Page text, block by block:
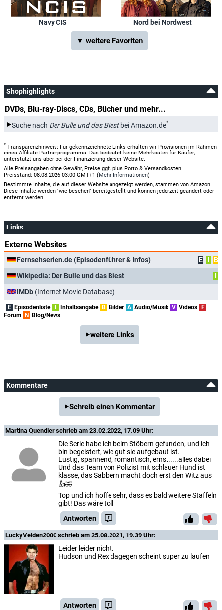
Navy CIS Nord bei Nordwest
▼ weitere Favoriten
Shophighlights
DVDs, Blu-ray-Discs, CDs, Bücher und mehr...
Suche nach Der Bulle und das Biestbei Amazon.de*
* Transparenzhinweis: Für gekennzeichnete Links erhalten wir Provisionen im Rahmen
eines Affiliate-Partnerprogramms. Das bedeutet keine Mehrkosten für Käufer,
unterstützt uns aber bei der Finanzierung dieser Website.
Alle Preisangaben ohne Gewähr, Preise ggf. plus Porto & Versandkosten.
Preisstand: 08.08.2026 03:00 GMT+1 (Mehr Informationen)
Bestimmte Inhalte, die auf dieser Website angezeigt werden, stammen von Amazon.
Diese Inhalte werden "wie besehen" bereitgestellt und können jederzeit geändert oder
entfernt werden.
Links
Externe Websites
Fernsehserien.de (Episodenführer & Infos) E I
B
Wikipedia: Der Bulle und das Biest
I
IMDb (Internet Movie Database)
E Episodenliste Inhaltsangabe B Bilder A Audio/Musik V Videos
F
Forum
N Blog/News
weitere Links
Kommentare
Schreib einen Kommentar
Martina Quendler schrieb am 23.02.2022, 17.09 Uhr:
Die Serie habe ich beim Stöbern gefunden, und ich
bin begeistert, wie gut sie aufgebaut ist.
Lustig, spannend, romantisch, ernst.....alles dabei
Und das Team von Polizist mit schlauer Hund ist
klasse, das Sabbern macht doch erst den Witz aus
👍🤣
Top und ich hoffe sehr, dass es bald weitere Staffeln
gibt! Das wäre toll
Antworten
LuckyVelden2000 schrieb am 25.08.2021, 19.39 Uhr:
Leider leider nicht.
Hudson und Rex dagegen scheint super zu laufen
Antworten